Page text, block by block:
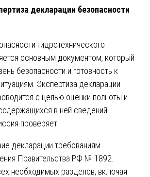
декларации безопасности
гидротехнического
основным документом, который
безопасности и готовность к
Экспертиза декларации
с целью оценки полноты и
в ней сведений.
проверяет:
декларации требованиям
Правительства РФ № 1892.
необходимых разделов, включая